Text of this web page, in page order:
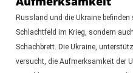
Russland und die Ukraine
Schlachtfeld im Krieg, sondern
Schachbrett. Die Ukraine,
versucht, die Aufmerksamkeit der